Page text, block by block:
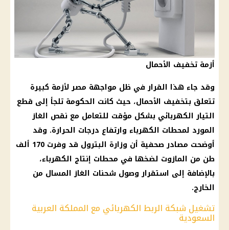
أزمة تخفيف الأحمال
وقد جاء هذا القرارفي ظل مواجهة مصر لأزمة كبيرة
تتعلق بتخفيف الأحمال، حيث كانت الحكومة تلجأ إلى قطع
التيار الكهربائي بشكل مؤقت للتعامل مع نقص الغاز
المورد لمحطات الكهرباء وارتفاع درجات الحرارة. وقد
أوضحت مصادر صحفية أن وزارة البترول
قد وفرت 170 ألف
طن من المازوت لضخها في محطات إنتاج الكهرباء،
بالإضافة إلى استقرار وصول شحنات الغاز المسال من
الخارج.
تشغيل شبكة الربط الكهربائي مع المملكة العربية
السعودية